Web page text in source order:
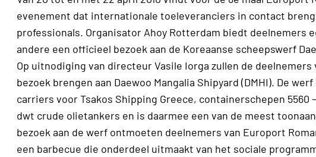
evenement dat internationale toeleveranciers in contact
professionals. Organisator Ahoy Rotterdam biedt deelnemers
andere een officieel bezoek aan de Koreaanse scheepswerf
Op uitnodiging van directeur Vasile Iorga zullen de
bezoek brengen aan Daewoo Mangalia Shipyard (DMHI). De
carriers voor Tsakos Shipping Greece, containerschepen 5560
dwt crude olietankers en is daarmee een van de meest
bezoek aan de werf ontmoeten deelnemers van Europort
een barbecue die onderdeel uitmaakt van het sociale